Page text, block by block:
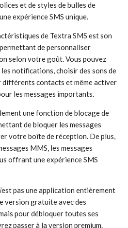
et de styles de bulles de
expérience SMS unique.
de Textra SMS est son
de personnaliser
selon votre goût. Vous pouvez
notifications, choisir des sons de
contacts et même activer
les messages importants.
une fonction de blocage de
de bloquer les messages
votre boîte de réception. De plus,
MMS, les messages
offrant une expérience SMS
pas une application entièrement
version gratuite avec des
pour débloquer toutes ses
passer à la version premium.